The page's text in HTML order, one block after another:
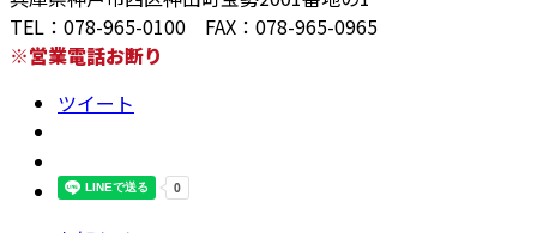
TEL：078-965-0100 FAX：078-965-0965
※営業電話お断り
ツイート